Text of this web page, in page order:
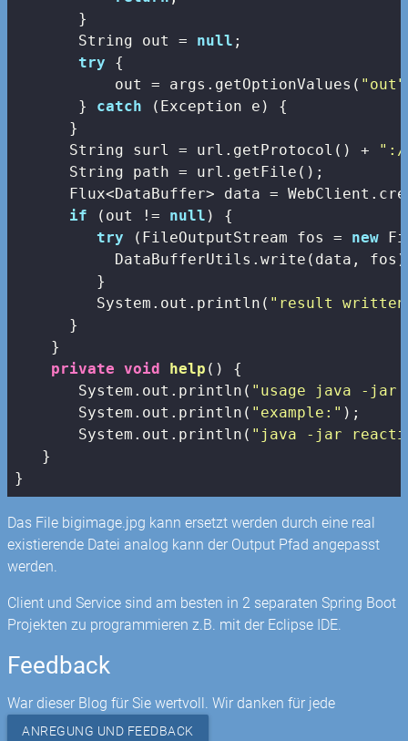
       }
       String out =
null ;
try {
           out = args.getOptionValues(
"out"
       }
catch (Exception e) {
      }
      String surl = url.getProtocol() +
      String path = url.getFile();
Flux<DataBuffer> data =
if (out != null ) {
try (FileOutputStream fos = new
DataBufferUtils.write(data,
         }
         System.out.println(
"result
      }
    }
private void help ()
{
       System.out.println(
"usage java -jar
       System.out.println(
"example:" );
       System.out.println(
"java -jar
   }
Das File bigimage.jpg kann ersetzt werden durch eine real
existierende Datei analog kann der Output Pfad angepasst
werden.
Client und Service sind am besten in 2 separaten Spring Boot
Projekten zu programmieren z.B. mit der Eclipse IDE.
Feedback
War dieser Blog für Sie wertvoll. Wir danken für jede
ANREGUNG UND FEEDBACK